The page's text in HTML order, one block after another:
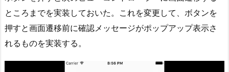
ところまでを実装しておいた。これを変更して、ボタンを
押すと画面遷移前に確認メッセージがポップアップ表示さ
れるものを実装する。